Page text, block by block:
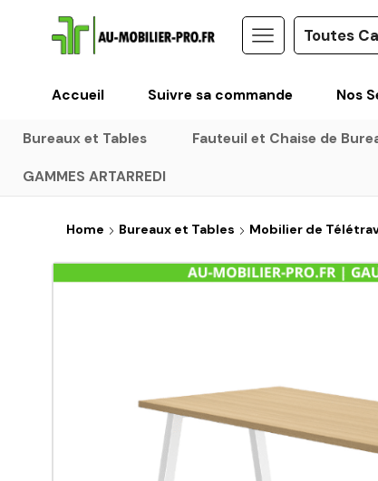
Accueil Suivre sa commande Nos
Bureaux et Tables Fauteuil et Chaise de
GAMMES ARTARREDI
Home Bureaux et Tables Mobilier de